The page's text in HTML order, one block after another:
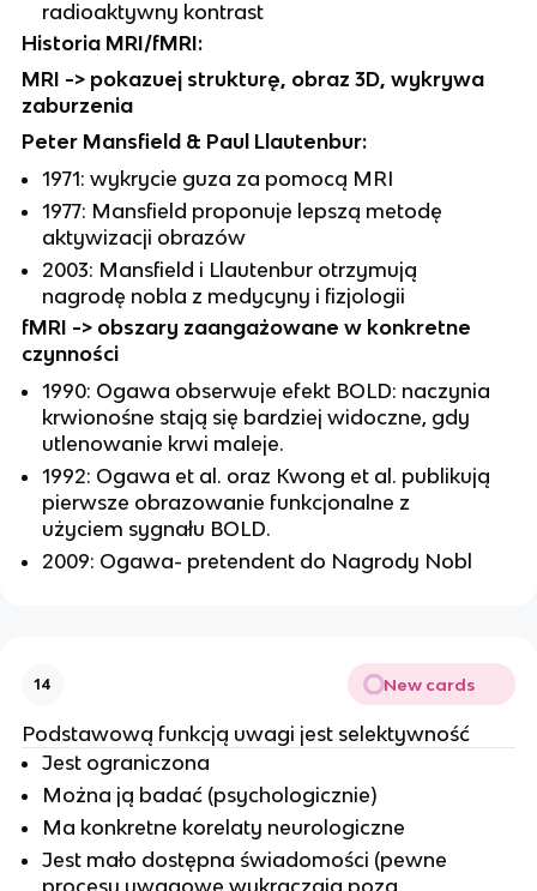
radioaktywny kontrast
Historia MRI/fMRI:
MRI -> pokazuej strukturę, obraz 3D, wykrywa
zaburzenia
Peter Mansfield & Paul Llautenbur:
1971: wykrycie guza za pomocą MRI
1977: Mansfield proponuje lepszą metodę
aktywizacji obrazów
2003: Mansfield i Llautenbur otrzymują
nagrodę nobla z medycyny i fizjologii
fMRI -> obszary zaangażowane w konkretne
czynności
1990: Ogawa obserwuje efekt BOLD: naczynia
krwionośne stają się bardziej widoczne, gdy
utlenowanie krwi maleje.
1992: Ogawa et al. oraz Kwong et al. publikują
pierwsze obrazowanie funkcjonalne z
użyciem sygnału BOLD.
2009: Ogawa- pretendent do Nagrody Nobl
14 New cards
Podstawową funkcją uwagi jest selektywność
Jest ograniczona
Można ją badać (psychologicznie)
Ma konkretne korelaty neurologiczne
Jest mało dostępna świadomości (pewne